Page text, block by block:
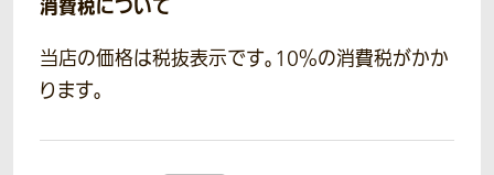
消費税について
当店の価格は税抜表示です。10％の消費税がかか
ります。